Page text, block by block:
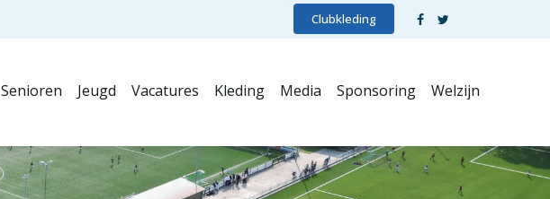
Clubkleding
Senioren Jeugd Vacatures Kleding Media Sponsoring Welzijn